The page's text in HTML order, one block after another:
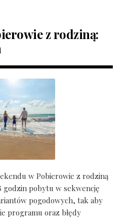
z rodziną:
w Pobierowie z rodziną
godzin pobytu w sekwencję
pogodowych, tak aby
programu oraz błędy